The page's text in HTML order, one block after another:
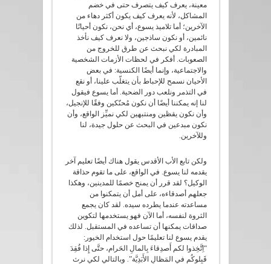
معينة، يعرف كيف يتصرف حتى في خضم
المشاكل، لأنه يعرف كيف يكون أكثر دهاء من
الآخرين؛ أما تلاميذ يسوع، أي نحن، نكون أحيانًا
نائمين، أو نكون ساذجين، ولا نعرف كيف نأخذ
المبادرة لكي نبحث عن طرق للخروج من
الصعوبات. أفكر في لحظات الأزمات الشخصية
والاجتماعية، وإنما أيضًا الكنسية: في بعض
الأحيان نسمح للإحباط بأن يتغلّب علينا، أو نقع
في التذمر ونلعب دور الضحية. أما يسوع فيقول
لنا إنه يمكننا أيضًا أن نكون مُحنّكين وفقًا للإنجيل،
وأن نكون يقظين ومنتبهين لكي نميِّز الواقع، وأن
نكون مبدعين في البحث عن حلول جيدة، لنا
وللآخرين.
ولكن تابع الأب الأقدس يقول هناك أيضًا تعليم آخر
يقدمه لنا يسوع. في الواقع، على ما تقوم حذاقة
الوكيل؟ لقد قرر أن يمنح خصمًا للمدينين، وهكذا
جعلهم أصدقاءه، على أمل أن يتمكنوا من
مساعدته عندما يطرده سيده. لقد كان يجمع
الثروة لنفسه، أما الآن فهو يستخدمها لتكوين
صداقات يمكنها أن تساعده في المستقبل. لذلك
يقدم يسوع لنا تعليمًا حول استخدام الخيور:
“اِتَّخِذوا لكم أَصدِقاءَ بِالمالِ الحَرام، حتَّى إِذا فُقِدَ
قَبِلوكُم في المَظالِ الأَبَدِيَّة”. وبالتالي لكي نرث